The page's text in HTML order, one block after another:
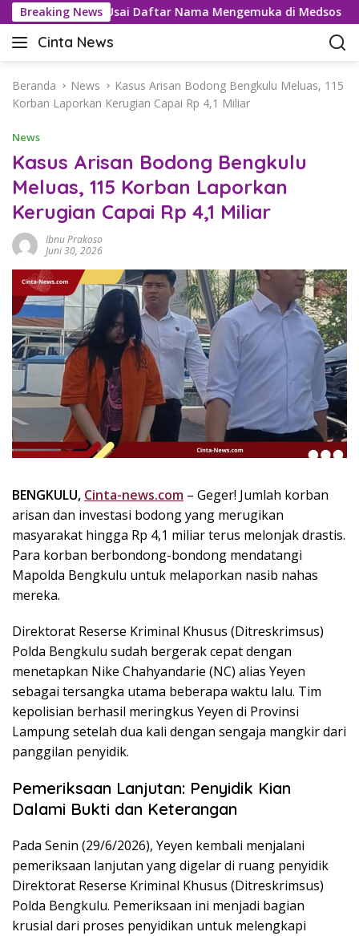
a
Breaking News
Usai Daftar Nama Mengemuka di Medsos
Cinta News
C
n
t
N
e
w
s
–
a
a
r
T
e
r
k
,
P
n
I
n
s
p
r
a
s
Beranda News
Kasus Arisan Bodong Bengkulu Meluas, 115
Korban Laporkan Kerugian Capai Rp 4,1 Miliar
News
Kasus Arisan Bodong Bengkulu
Meluas, 115 Korban Laporkan
Kerugian Capai Rp 4,1 Miliar
Ibnu Prakoso
Juni 30, 2026
BENGKULU, Cinta-news.com – Geger! Jumlah korban
arisan dan investasi bodong yang merugikan
masyarakat hingga Rp 4,1 miliar terus melonjak drastis.
Para korban berbondong-bondong mendatangi
Mapolda Bengkulu untuk melaporkan nasib nahas
mereka.
Direktorat Reserse Kriminal Khusus (Ditreskrimsus)
Polda Bengkulu sudah bergerak cepat dengan
menetapkan Nike Chahyandarie (NC) alias Yeyen
sebagai tersangka utama beberapa waktu lalu. Tim
kepolisian berhasil meringkus Yeyen di Provinsi
Lampung setelah dua kali dengan sengaja mangkir dari
panggilan penyidik.
Pemeriksaan Lanjutan: Penyidik Kian
Dalami Bukti dan Keterangan
Pada Senin (29/6/2026), Yeyen kembali menjalani
pemeriksaan lanjutan yang digelar di ruang penyidik
Direktorat Reserse Kriminal Khusus (Ditreskrimsus)
Polda Bengkulu. Pemeriksaan ini menjadi bagian
krusial dari proses penyidikan untuk melengkapi